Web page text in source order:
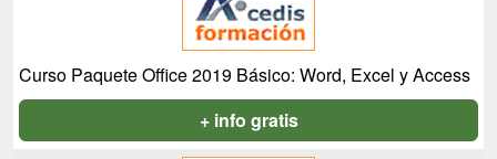
Curso Paquete Office 2019 Básico: Word, Excel y Access
+ info gratis